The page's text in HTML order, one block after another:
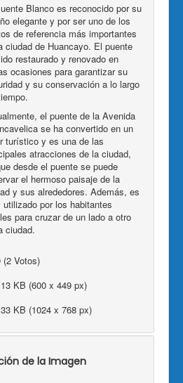
Blanco es reconocido por su
elegante y por ser uno de los
de referencia más importantes
ciudad de Huancayo. El puente
restaurado y renovado en
ocasiones para garantizar su
y su conservación a lo largo
el puente de la Avenida
se ha convertido en un
turístico y es una de las
atracciones de la ciudad,
desde el puente se puede
el hermoso paisaje de la
y sus alrededores. Además, es
utilizado por los habitantes
para cruzar de un lado a otro
ciudad.
(2 Votos)
KB (600 x 449 px)
KB (1024 x 768 px)
de la Imagen